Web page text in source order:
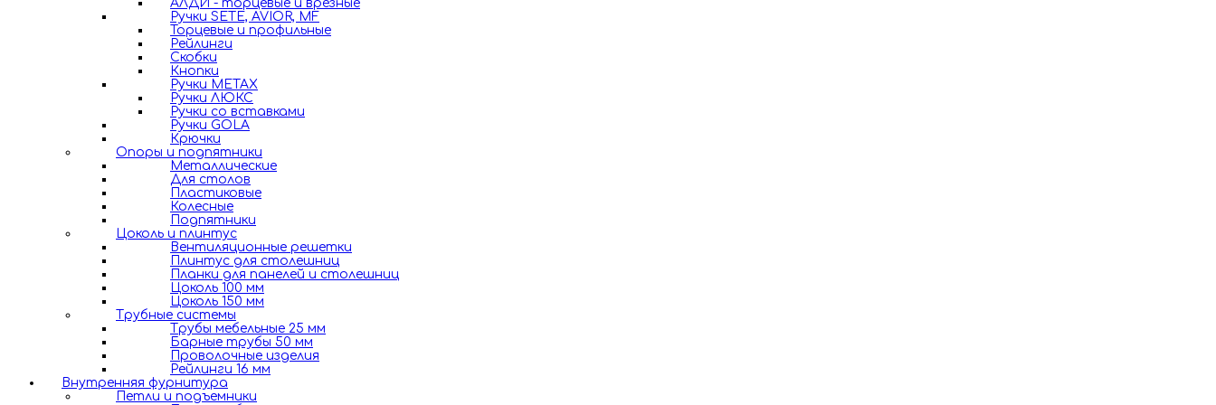
АЛДИ - торцевые и врезные
Ручки SETE, AVIOR, MF
Торцевые и профильные
Рейлинги
Скобки
Кнопки
Ручки METAX
Ручки ЛЮКС
Ручки со вставками
Ручки GOLA
Крючки
Опоры и подпятники
Металлические
Для столов
Пластиковые
Колесные
Подпятники
Цоколь и плинтус
Вентиляционные решетки
Плинтус для столешниц
Планки для панелей и столешниц
Цоколь 100 мм
Цоколь 150 мм
Трубные системы
Трубы мебельные 25 мм
Барные трубы 50 мм
Проволочные изделия
Рейлинги 16 мм
Внутренняя фурнитура
Петли и подъемники